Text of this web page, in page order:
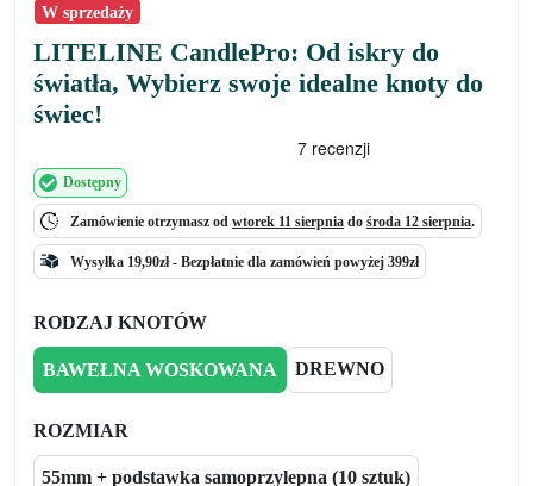
W sprzedaży
LITELINE CandlePro: Od iskry do
światła, Wybierz swoje idealne knoty do
świec!
Dostępny
Zamówienie otrzymasz od wtorek 11 sierpnia do środa 12 sierpnia.
Wysyłka 19,90zł - Bezpłatnie dla zamówień powyżej 399zł
RODZAJ KNOTÓW
BAWEŁNA WOSKOWANA DREWNO
ROZMIAR
55mm + podstawka samoprzylepna (10 sztuk)